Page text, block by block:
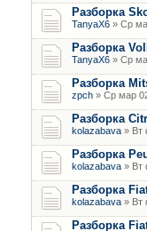
Разборка
TanyaX6 » Ср
Разборка
TanyaX6 » Ср
Разборка
zpch » Ср мар
Разборка
kolazabava » Вт
Разборка
kolazabava » Вт
Разборка
kolazabava » Вт
Разборка